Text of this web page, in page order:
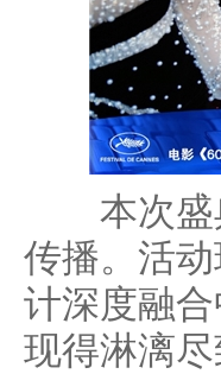
本次盛
传播。活
计深度融
现得淋漓